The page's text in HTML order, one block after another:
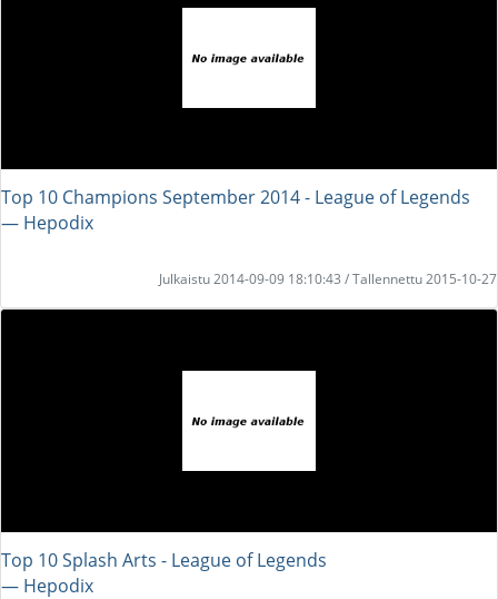
Top 10 Champions September 2014 - League of Legends
― Hepodix
Julkaistu 2014-09-09 18:10:43 / Tallennettu 2015-10-27
Top 10 Splash Arts - League of Legends
― Hepodix